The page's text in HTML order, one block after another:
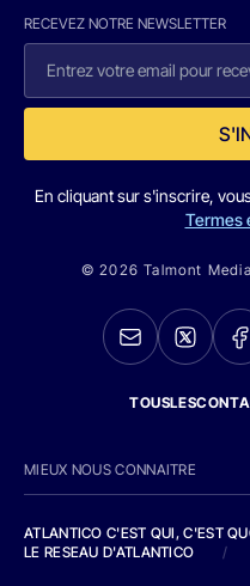
RECEVEZ NOTRE NEWSLETTER
En cliquant sur s'inscrire,
Termes
© 2026 Talmont
MIEUX NOUS CONNAITRE
ATLANTICO C'EST QUI, C'EST
LE RESEAU D'ATLANTICO
/